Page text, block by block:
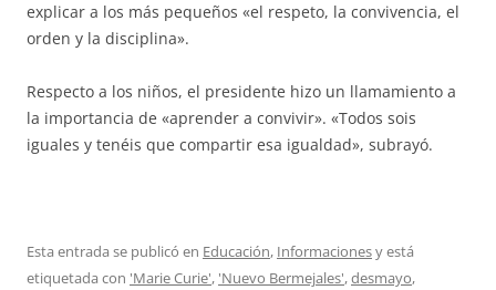
explicar a los más pequeños «el respeto, la convivencia, el
orden y la disciplina».
Respecto a los niños, el presidente hizo un llamamiento a
la importancia de «aprender a convivir». «Todos sois
iguales y tenéis que compartir esa igualdad», subrayó.
Esta entrada se publicó en Educación, Informacionesy está
etiquetada con 'Marie Curie', 'Nuevo Bermejales',desmayo,